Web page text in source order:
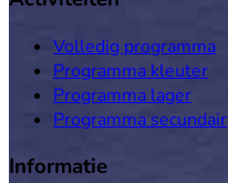
Volledig programma
Programma kleuter
Programma lager
Programma secundair
Informatie